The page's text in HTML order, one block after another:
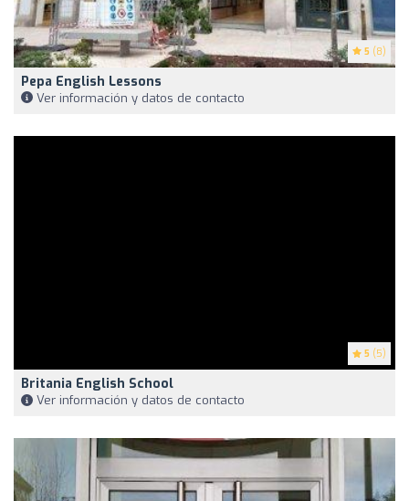
5 (8)
Pepa English Lessons
Ver información y datos de contacto
5 (5)
Britania English School
Ver información y datos de contacto